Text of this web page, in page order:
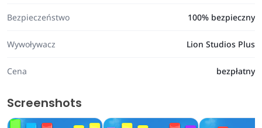
Bezpieczeństwo 100% bezpieczny
Wywoływacz Lion Studios Plus
Cena bezpłatny
Screenshots